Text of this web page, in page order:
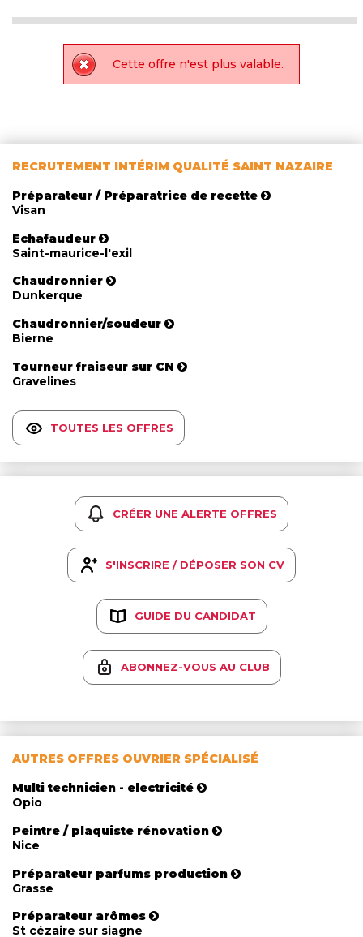
Cette offre n'est plus valable.
RECRUTEMENT INTÉRIM QUALITÉ SAINT NAZAIRE
Préparateur / Préparatrice de recette
Visan
Echafaudeur
Saint-maurice-l'exil
Chaudronnier
Dunkerque
Chaudronnier/soudeur
Bierne
Tourneur fraiseur sur CN
Gravelines
TOUTES LES OFFRES
CRÉER UNE ALERTE OFFRES
S'INSCRIRE / DÉPOSER SON CV
GUIDE DU CANDIDAT
ABONNEZ-VOUS AU CLUB
AUTRES OFFRES OUVRIER SPÉCIALISÉ
Multi technicien - electricité
Opio
Peintre / plaquiste rénovation
Nice
Préparateur parfums production
Grasse
Préparateur arômes
St cézaire sur siagne